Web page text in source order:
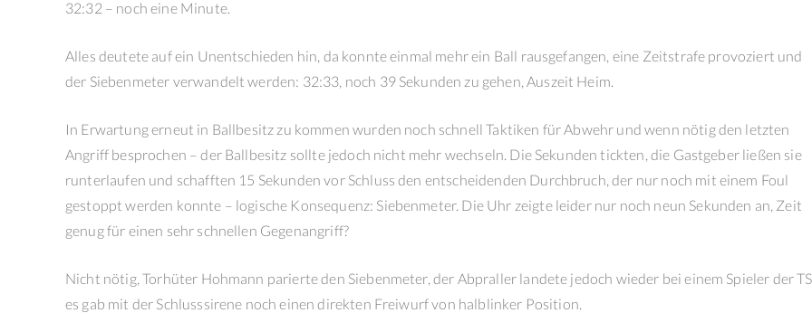
32:32 – noch eine Minute.
Alles deutete auf ein Unentschieden hin, da konnte einmal mehr ein Ball rausgefangen, eine Zeitstrafe provoziert und
der Siebenmeter verwandelt werden: 32:33, noch 39 Sekunden zu gehen, Auszeit Heim.
In Erwartung erneut in Ballbesitz zu kommen wurden noch schnell Taktiken für Abwehr und wenn nötig den letzten
Angriff besprochen – der Ballbesitz sollte jedoch nicht mehr wechseln. Die Sekunden tickten, die Gastgeber ließen sie
runterlaufen und schafften 15 Sekunden vor Schluss den entscheidenden Durchbruch, der nur noch mit einem Foul
gestoppt werden konnte – logische Konsequenz: Siebenmeter. Die Uhr zeigte leider nur noch neun Sekunden an, Zeit
genug für einen sehr schnellen Gegenangriff?
Nicht nötig, Torhüter Hohmann parierte den Siebenmeter, der Abpraller landete jedoch wieder bei einem Spieler der
es gab mit der Schlusssirene noch einen direkten Freiwurf von halblinker Position.